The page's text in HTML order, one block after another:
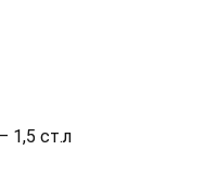
1,5 ст.л